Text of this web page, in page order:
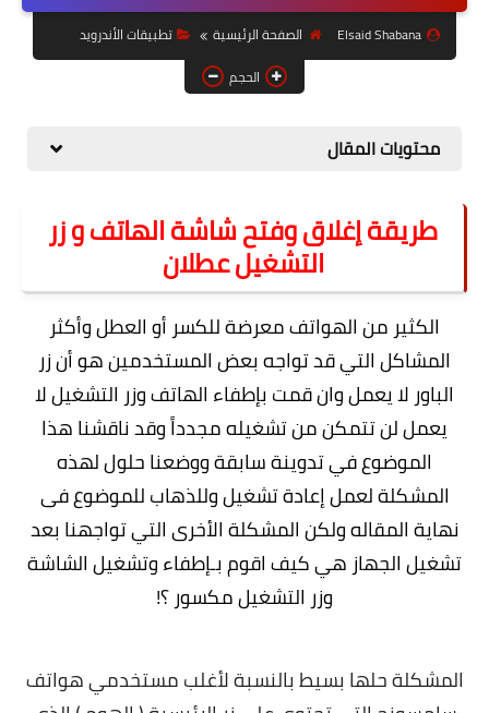
تحديث الرسيفرات
أنظمة تشغيل Windows
قصة وعبرة
أخبار وتكنولوجيا
أدوات كهربائية
قوالب وشروحات بلوجر
كوميدي
معلومات عامة
Elsaid Shabana الصفحة الرئيسية
تطبيقات الأندرويد
الحجم
محتويات المقال
طريقة إغلاق وفتح شاشة الهاتف و زر
التشغيل عطلان
الكثير من الهواتف معرضة للكسر أو العطل وأكثر
المشاكل التي قد تواجه بعض المستخدمين هو أن زر
الباور لا يعمل وان قمت بإطفاء الهاتف وزر التشغيل لا
يعمل لن تتمكن من تشغيله مجدداً وقد ناقشنا هذا
الموضوع في تدوينة سابقة ووضعنا حلول لهذه
المشكلة لعمل إعادة تشغيل وللذهاب للموضوع فى
نهاية المقاله ولكن المشكلة الأخرى التي تواجهنا بعد
تشغيل الجهاز هي كيف اقوم بـإطفاء وتشغيل الشاشة
وزر التشغيل مكسور ؟!
المشكلة حلها بسيط بالنسبة لأغلب مستخدمي هواتف